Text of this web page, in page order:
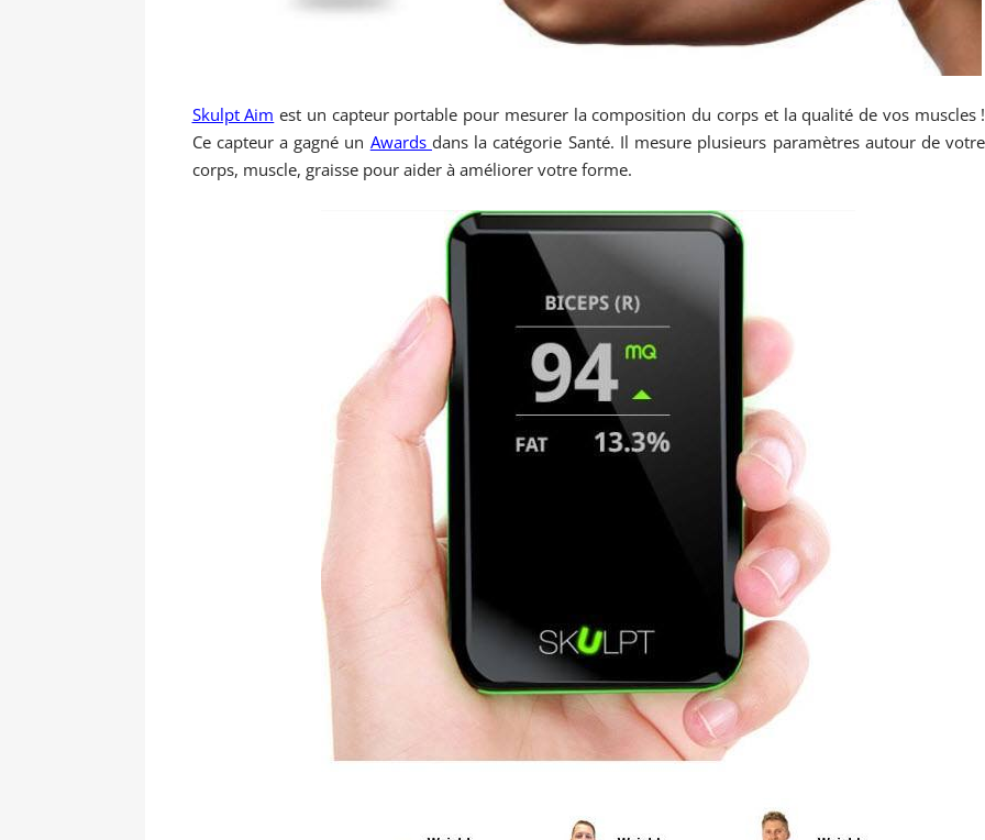
Skulpt Aim est un capteur portable pour mesurer la composition du corps et la qualité de vos muscles !
Ce capteur a gagné un Awards dans la catégorie Santé. Il mesure plusieurs paramètres autour de votre
corps, muscle, graisse pour aider à améliorer votre forme.